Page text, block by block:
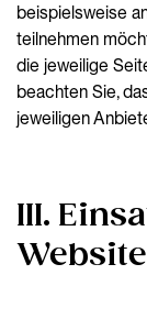
beispielsweise
teilnehmen
die jeweilige
beachten Sie,
jeweiligen
III.
Website